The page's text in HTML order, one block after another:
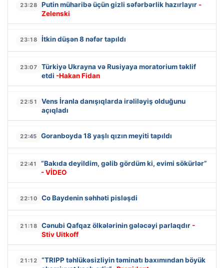
23:28 Putin müharibə üçün gizli səfərbərlik hazırlayır -
Zelenski
23:18 İtkin düşən 8 nəfər tapıldı
23:07
Türkiyə Ukrayna və Rusiyaya moratorium təklif
etdi -Hakan Fidan
22:51
Vens İranla danışıqlarda irəliləyiş olduğunu
açıqladı
22:45 Goranboyda 18 yaşlı qızın meyiti tapıldı
22:41
“Bakıda deyildim, gəlib gördüm ki, evimi sökürlər”
- VİDEO
22:10 Co Baydenin səhhəti pisləşdi
21:18 Cənubi Qafqaz ölkələrinin gələcəyi parlaqdır -
Stiv Uitkoff
21:12
“TRIPP təhlükəsizliyin təminatı baxımından böyük